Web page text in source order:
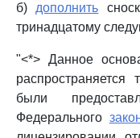
б) дополнить
тринадцатому
"<*> Данное
были
Федерального